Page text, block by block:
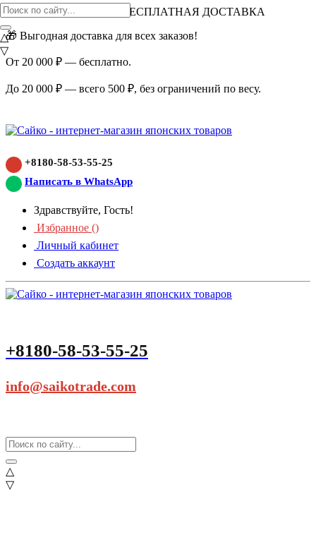
ВНИМАНИЕ АКЦИЯ!
БЕСПЛАТНАЯ ДОСТАВКА
🎁 Выгодная доставка для всех заказов!
От 20 000 ₽ — бесплатно.
До 20 000 ₽ — всего 500 ₽, без ограничений по весу.
+8180-58-53-55-25
Написать в WhatsApp
Здравствуйте, Гость!
Избранное ()
Личный кабинет
Создать аккаунт
+8180-58-53-55-25
info@saikotrade.com
△
▽
△
▽